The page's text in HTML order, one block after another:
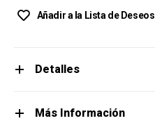
Añadir a la Lista de Deseos
Detalles
Más Información